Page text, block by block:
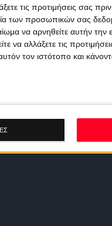
τις προτιμήσεις σας
των προσωπικών σας
να αρνηθείτε αυτήν
να αλλάξετε τις
τον ιστότοπο και